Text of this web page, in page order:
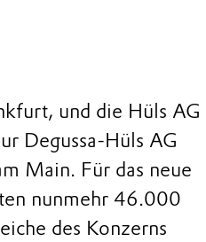
und die Hüls AG
Degussa-Hüls AG
Main. Für das neue
nunmehr 46.000
des Konzerns